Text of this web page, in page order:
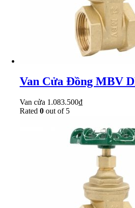
Van Cửa Đồng MBV
Van cửa 1.083.500₫
Rated 0 out of 5